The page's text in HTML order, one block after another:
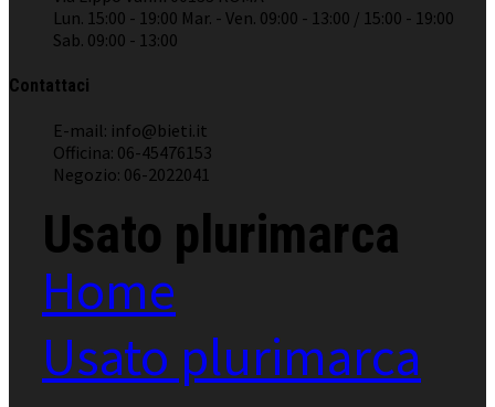
Lun. 15:00 - 19:00 Mar. - Ven. 09:00 - 13:00 / 15:00 - 19:00
Sab. 09:00 - 13:00
Contattaci
E-mail: info@bieti.it
Officina: 06-45476153
Negozio: 06-2022041
Usato plurimarca
Home
Usato plurimarca